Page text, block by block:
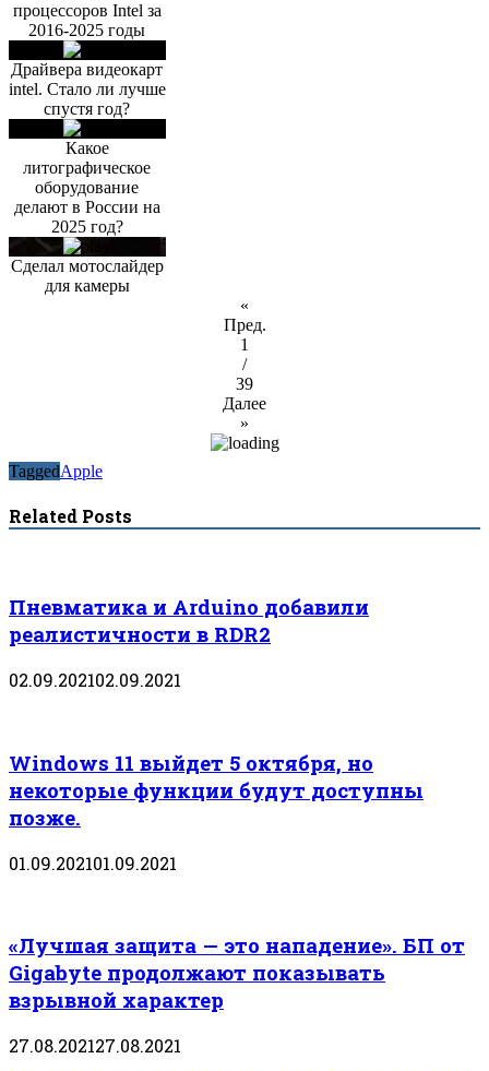
процессоров Intel за
2016-2025 годы
Драйвера видеокарт
intel. Стало ли лучше
спустя год?
Какое
литографическое
оборудование
делают в России на
2025 год?
Сделал мотослайдер
для камеры
«
Пред.
1
/
39
Далее
»
TaggedApple
Related Posts
Пневматика и Arduino добавили
реалистичности в RDR2
02.09.202102.09.2021
Windows 11 выйдет 5 октября, но
некоторые функции будут доступны
позже.
01.09.202101.09.2021
«Лучшая защита — это нападение». БП от
Gigabyte продолжают показывать
взрывной характер
27.08.202127.08.2021